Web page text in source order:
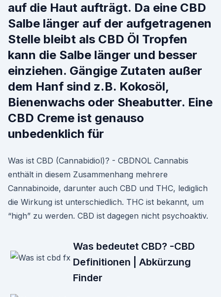
auf die Haut aufträgt. Da eine CBD
Salbe länger auf der aufgetragenen
Stelle bleibt als CBD Öl Tropfen
kann die Salbe länger und besser
einziehen. Gängige Zutaten außer
dem Hanf sind z.B. Kokosöl,
Bienenwachs oder Sheabutter. Eine
CBD Creme ist genauso
unbedenklich für
Was ist CBD (Cannabidiol)? - CBDNOL Cannabis
enthält in diesem Zusammenhang mehrere
Cannabinoide, darunter auch CBD und THC, lediglich
die Wirkung ist unterschiedlich. THC ist bekannt, um
“high” zu werden. CBD ist dagegen nicht psychoaktiv.
Was bedeutet CBD? -CBD
Definitionen | Abkürzung
Finder